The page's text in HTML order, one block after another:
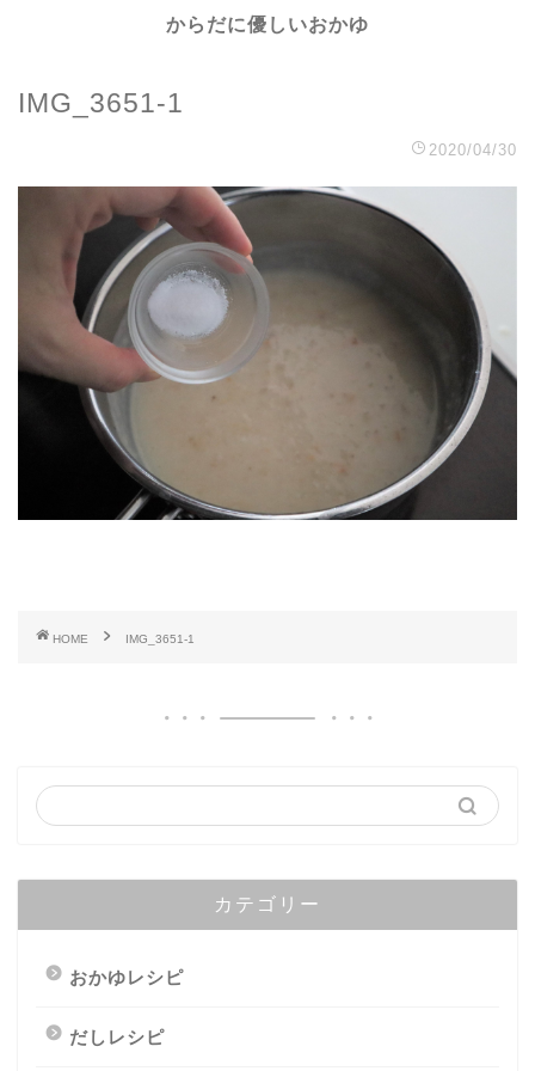
からだに優しいおかゆ
IMG_3651-1
2020/04/30
HOME IMG_3651-1
カテゴリー
おかゆレシピ
だしレシピ